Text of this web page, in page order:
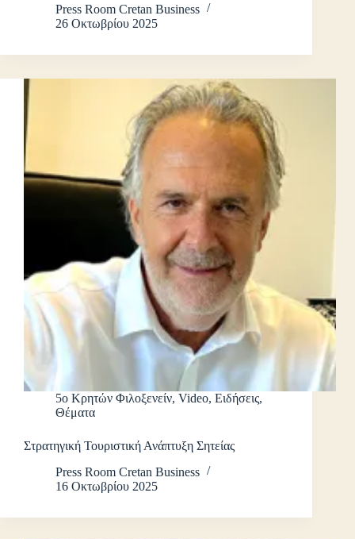
Press Room Cretan Business
26 Οκτωβρίου 2025
5ο Κρητών Φιλοξενείν, Video, Ειδήσεις,
Θέματα
Στρατηγική Τουριστική Ανάπτυξη Σητείας
Press Room Cretan Business
16 Οκτωβρίου 2025